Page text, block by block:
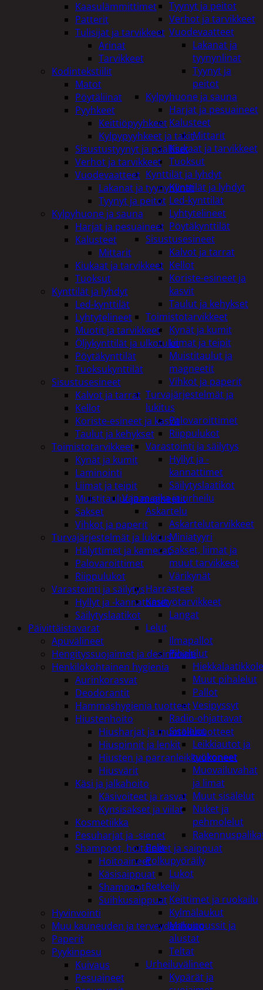
Tyynyt ja peitot
Verhot ja tarvikkeet
Vuodevaatteet
Lakanat ja
tyynynlinat
Tyynyt ja
peitot
Kylpyhuone ja sauna
Harjat ja pesuaineet
Kalusteet
Mittarit
Kiukaat ja tarvikkeet
Tuoksut
Kynttilät ja lyhdyt
Kynttilät ja lyhdyt
Led-kynttilät
Lyhtytelineet
Pöytäkynttilät
Sisustusesineet
Kalvot ja tarrat
Kellot
Koriste-esineet ja
kasvit
Taulut ja kehykset
Toimistotarvikkeet
Kynät ja kumit
Liimat ja teipit
Muistitaulut ja
magneetit
Vihkot ja paperit
Turvajärjestelmät ja
lukitus
Palovaroittimet
Riippulukot
Varastointi ja säilytys
Hyllyt ja -
kannattimet
Säilytyslaatikot
Vapaa-aika ja urheilu
Askartelu
Askartelutarvikkeet
Miniatyyri
Sakset, liimat ja
muut tarvikkeet
Värikynät
Harrasteet
Käsityötarvikkeet
Langat
Lelut
Ilmapallot
Pihalelut
Muut pihalelut
Pallot
Vesipyssyt
Radio-ohjattavat
Sisälelut
Leikkiautot ja
työkoneet
Muovailuvahat
ja limat
Muut sisälelut
Nuket ja
pehmolelut
Pelit
Polkupyöräily
Lukot
Retkeily
Keittimet ja ruokailu
Kylmälaukut
Makuupussit ja
alustat
Teltat
Urheiluvälineet
Kypärät ja
Kaasulämmittimet
Patterit
Tulisijat ja tarvikkeet
Arinat
Tarvikkeet
Kodintekstiilit
Matot
Pöytäliinat
Pyyhkeet
Keittiöpyyhkeet
Kylpypyyhkeet ja takit
Sisustustyynyt ja päälliset
Verhot ja tarvikkeet
Vuodevaatteet
Lakanat ja tyynynlinat
Tyynyt ja peitot
Kylpyhuone ja sauna
Harjat ja pesuaineet
Kalusteet
Mittarit
Kiukaat ja tarvikkeet
Tuoksut
Kynttilät ja lyhdyt
Led-kynttilät
Lyhtytelineet
Muotit ja tarvikkeet
Öljykynttilät ja ulkotulet
Pöytäkynttilät
Tuoksukynttilät
Sisustusesineet
Kalvot ja tarrat
Kellot
Koriste-esineet ja kasvit
Taulut ja kehykset
Toimistotarvikkeet
Kynät ja kumit
Laminointi
Liimat ja teipit
Muistitaulut ja magneetit
Sakset
Vihkot ja paperit
Turvajärjestelmät ja lukitus
Hälyttimet ja kamerat
Palovaroittimet
Riippulukot
Varastointi ja säilytys
Hyllyt ja -kannattimet
Säilytyslaatikot
Päivittäistavarat
Apuvälineet
Hengityssuojaimet ja desinfiointi
Henkilökohtainen hygienia
Aurinkorasvat
Deodorantit
Hammashygienia tuotteet
Hiustenhoito
Hiusharjat ja muotoilutuotteet
Hiuspinnit ja lenkit
Hiusten ja parranleikkuukoneet
Hiusvärit
Käsi ja jalkahoito
Käsivoiteet ja rasvat
Kynsisakset ja viilat
Kosmetiikka
Pesuharjat ja -sienet
Shampoot, hoitaineet ja saippuat
Hoitoaineet
Käsisaippuat
Shampoot
Suihkusaippuat
Hyvinvointi
Muu kauneuden ja terveydenhoito
Paperit
Pyykinpesu
Kuivaus
Pesuaineet